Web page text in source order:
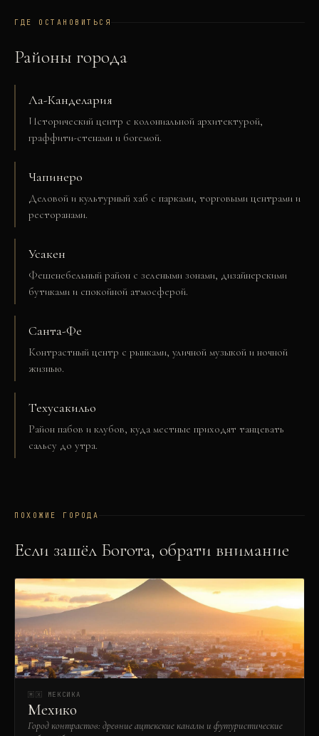
ГДЕ ОСТАНОВИТЬСЯ
Районы города
Ла-Канделария
Исторический центр с колониальной архитектурой,
граффити-стенами и богемой.
Чапинеро
Деловой и культурный хаб с парками, торговыми центрами и
ресторанами.
Усакен
Фешенебельный район с зелеными зонами, дизайнерскими
бутиками и спокойной атмосферой.
Санта-Фе
Контрастный центр с рынками, уличной музыкой и ночной
жизнью.
Техусакильо
Район пабов и клубов, куда местные приходят танцевать
сальсу до утра.
ПОХОЖИЕ ГОРОДА
Если зашёл Богота, обрати внимание
🇲🇽 МЕКСИКА
Мехико
Город контрастов: древние ацтекские каналы и футуристические